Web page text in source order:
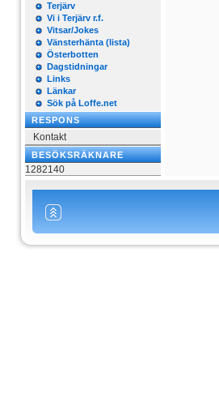
Terjärv
Vi i Terjärv r.f.
Vitsar/Jokes
Vänsterhänta (lista)
Österbotten
Dagstidningar
Links
Länkar
Sök på Loffe.net
RESPONS
Kontakt
BESÖKSRÄKNARE
1282140